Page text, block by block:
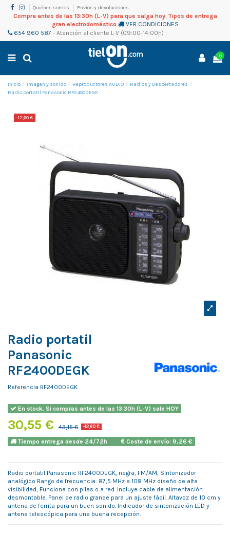
Quiénes somos Envíos y devoluciones
Compra antes de las 13:30h (L-V) para que salga hoy. Tipos de entrega
gran electrodoméstico
VER CONDICIONES
654 960 587 - Atención al cliente L-V (09:00-14:00h)
0
Inicio Imagen y sonido Reproductores AUDIO
Radios y Despertadores
Radio portatil Panasonic RF2400DEGK
-12,60 €
Radio portatil
Panasonic
RF2400DEGK
Referencia RF2400DEGK
En stock. Si compras antes de las 13:30h (L-V) sale HOY
30,55 € 43,15 € -12,60 €
Tiempo entrega desde 24/72h Coste de envío: 9,26 €
Radio portatil Panasonic RF2400DEGK, negra, FM/AM, Sintonizador
analógico Rango de frecuencia: 87,5 MHz a 108 MHz diseño de alta
visibilidad; Funciona con pilas o a red. Incluye cable de alimentación
desmontable. Panel de radio grande para un ajuste fácil. Altavoz de 10 cm y
antena de ferrita para un buen sonido. Indicador de sintonización LED y
antena telescópica para una buena recepción.